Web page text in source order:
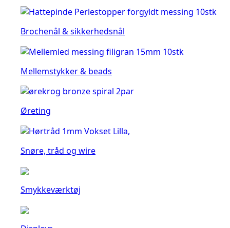
Brochenål & sikkerhedsnål
Mellemstykker & beads
Øreting
Snøre, tråd og wire
Smykkeværktøj